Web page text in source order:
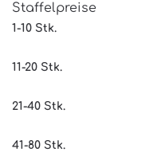
Staffelpreise
1-10 Stk.
11-20 Stk.
21-40 Stk.
41-80 Stk.